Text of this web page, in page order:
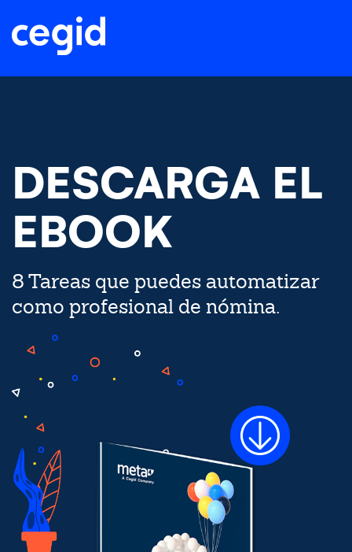
DESCARGA EL
EBOOK
8 Tareas que puedes automatizar
como profesional de nómina.